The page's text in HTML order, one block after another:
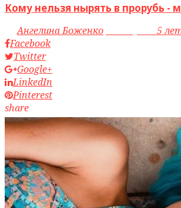
Кому нельзя нырять в прорубь -
byАнгелина Боженко
5
Facebook
Twitter
Google+
LinkedIn
Pinterest
share